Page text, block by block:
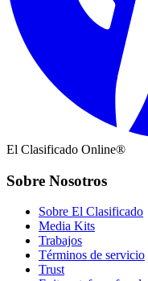
El Clasificado Online®
Sobre Nosotros
Sobre El Clasificado
Media Kits
Trabajos
Términos de servicio
Trust